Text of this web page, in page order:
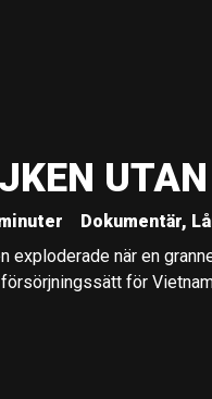
Dokumentär,
exploderade när en
för